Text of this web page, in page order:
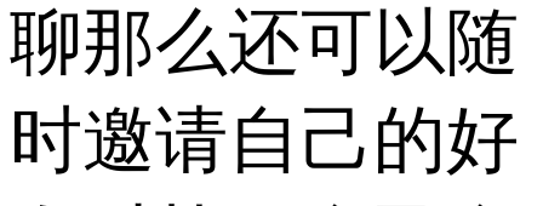
聊那么还可以随
时邀请自己的好